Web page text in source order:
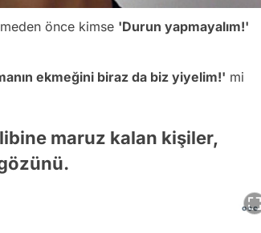
önce kimse 'Durun yapmayalım!'
ekmeğini biraz da biz yiyelim!' mi
maruz kalan kişiler,